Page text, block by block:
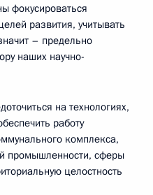
фокусироваться
развития, учитывать
– предельно
наших научно-
на технологиях,
работу
комплекса,
промышленности, сферы
целостность